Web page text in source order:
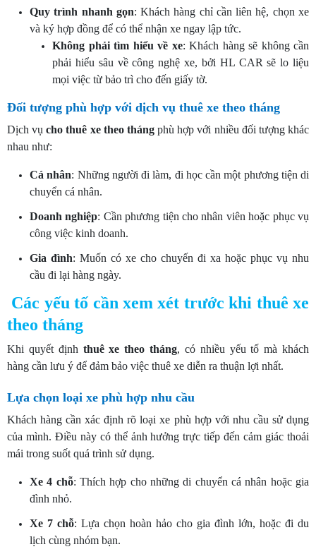
Quy trình nhanh gọn: Khách hàng chỉ cần liên hệ, chọn xe
và ký hợp đồng để có thể nhận xe ngay lập tức.
Không phải tìm hiểu về xe: Khách hàng sẽ không cần
phải hiểu sâu về công nghệ xe, bởi HL CAR sẽ lo liệu
mọi việc từ bảo trì cho đến giấy tờ.
Đối tượng phù hợp với dịch vụ thuê xe theo tháng
Dịch vụcho thuê xe theo thángphù hợp với nhiều đối tượng khác
nhau như:
Cá nhân: Những người đi làm, đi học cần một phương tiện di
chuyển cá nhân.
Doanh nghiệp: Cần phương tiện cho nhân viên hoặc phục vụ
công việc kinh doanh.
Gia đình: Muốn có xe cho chuyến đi xa hoặc phục vụ nhu
cầu đi lại hàng ngày.
Các yếu tố cần xem xét trước khi thuê xe
theo tháng
Khi quyết định thuê xe theo tháng, có nhiều yếu tố mà khách
hàng cần lưu ý để đảm bảo việc thuê xe diễn ra thuận lợi nhất.
Lựa chọn loại xe phù hợp nhu cầu
Khách hàng cần xác định rõ loại xe phù hợp với nhu cầu sử dụng
của mình. Điều này có thể ảnh hưởng trực tiếp đến cảm giác thoải
mái trong suốt quá trình sử dụng.
Xe 4 chỗ: Thích hợp cho những di chuyển cá nhân hoặc gia
đình nhỏ.
Xe 7 chỗ: Lựa chọn hoàn hảo cho gia đình lớn, hoặc đi du
lịch cùng nhóm bạn.